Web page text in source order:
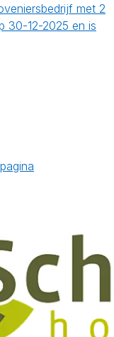
met 2
30-12-2025 en is